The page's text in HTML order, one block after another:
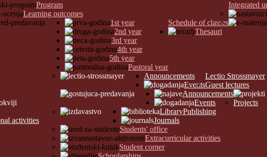
Integrated
Program
Learning outcomes
Schedule of classes
1st year
2nd year
3rd year
4th year
5th year
Pastoral year
Thesauri
activities
Lectio Strossmayer
Announcements
EventsGuest lectures
Announcements
Events
Projects
Publishing
Library
Journals
Students' office
Extracurricular activities
Student corner